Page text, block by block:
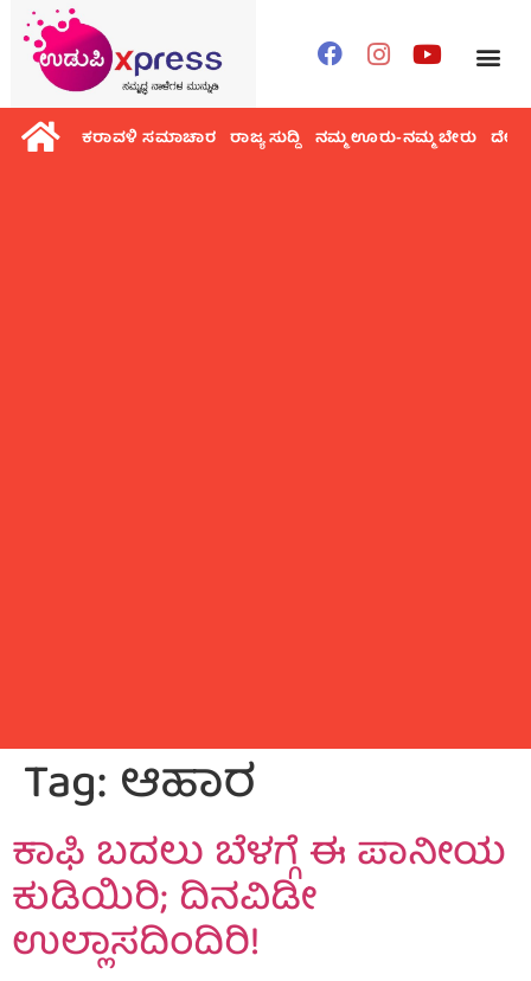
ಕರಾವಳಿ ಸಮಾಚಾರ ರಾಜ್ಯ ಸುದ್ದಿ ನಮ್ಮ ಊರು-ನಮ್ಮ ಬೇರು ದೇಶ
Tag: ಆಹಾರ
ಕಾಫಿ ಬದಲು ಬೆಳಗ್ಗೆ ಈ ಪಾನೀಯ
ಕುಡಿಯಿರಿ; ದಿನವಿಡೀ
ಉಲ್ಲಾಸದಿಂದಿರಿ!